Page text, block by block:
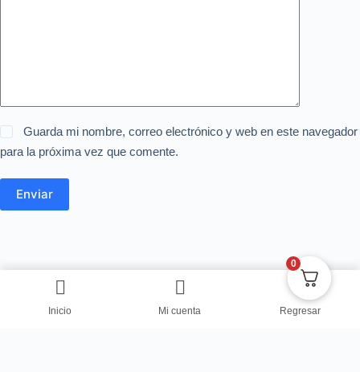
Guarda mi nombre, correo electrónico y web en este navegador
para la próxima vez que comente.
Enviar
Inicio Mi cuenta Regresar
0